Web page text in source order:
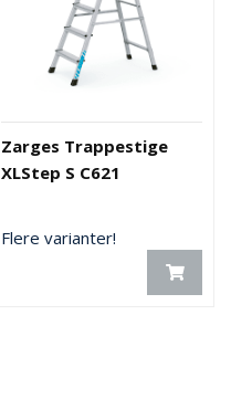
Zarges Trappestige
XLStep S C621
Flere varianter!